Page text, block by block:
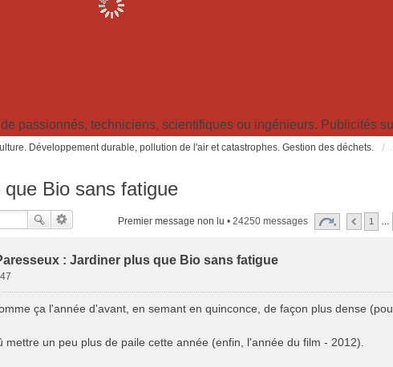
passionnés, techniciens, scientifiques ou ingénieurs. Publicités
Développement durable, pollution de l'air et catastrophes. Gestion des déchets.
Bio sans fatigue
Premier message non lu • 24250 messages 1
: Jardiner plus que Bio sans fatigue
ça l'année d'avant, en semant en quinconce, de façon plus dense
mettre un peu plus de paile cette année (enfin, l'année du film - 2012).